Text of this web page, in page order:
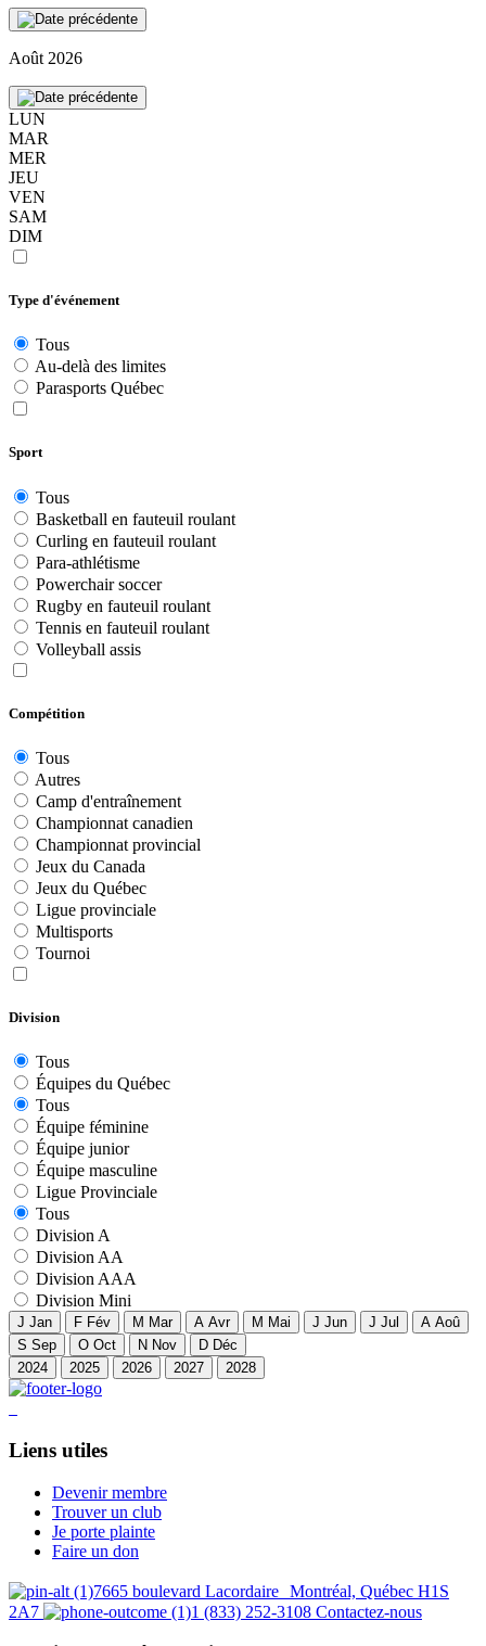
Août 2026
LUN
MAR
MER
JEU
VEN
SAM
DIM
Type d'événement
Tous
Au-delà des limites
Parasports Québec
Sport
Tous
Basketball en fauteuil roulant
Curling en fauteuil roulant
Para-athlétisme
Powerchair soccer
Rugby en fauteuil roulant
Tennis en fauteuil roulant
Volleyball assis
Compétition
Tous
Autres
Camp d'entraînement
Championnat canadien
Championnat provincial
Jeux du Canada
Jeux du Québec
Ligue provinciale
Multisports
Tournoi
Division
Tous
Équipes du Québec
Tous
Équipe féminine
Équipe junior
Équipe masculine
Ligue Provinciale
Tous
Division A
Division AA
Division AAA
Division Mini
J Jan F Fév M Mar A Avr M Mai J Jun J Jul A Aoû
S Sep O Oct N Nov D Déc
2024
2025 2026 2027 2028
Liens utiles
Devenir membre
Trouver un club
Je porte plainte
Faire un don
7665 boulevard Lacordaire Montréal, Québec H1S
2A7
1 (833) 252-3108 Contactez-nous